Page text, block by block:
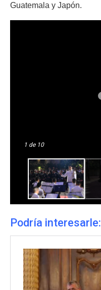
Guatemala y Japón.
1 de 10
Podría interesarle: